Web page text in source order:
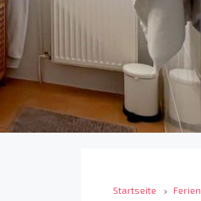
Startseite